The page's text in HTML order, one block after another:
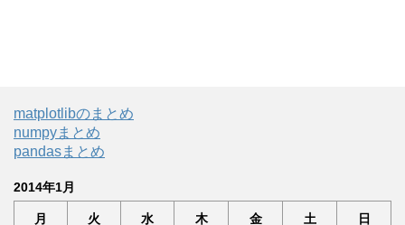
matplotlibのまとめ
numpyまとめ
pandasまとめ
2014年1月
月 火 水 木 金 土 日